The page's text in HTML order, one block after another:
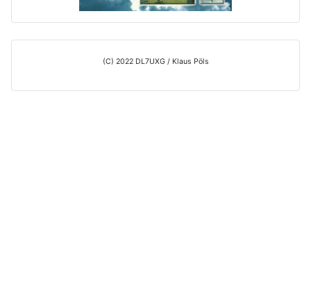
(C) 2022 DL7UXG / Klaus Pöls